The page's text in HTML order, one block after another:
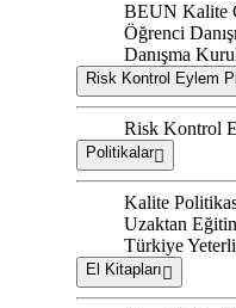
BEUN Kalite
Öğrenci
Danışma
Risk Kontrol Eylem
Risk Kontrol
Politikalar
Kalite
Uzaktan
Türkiye
El Kitapları